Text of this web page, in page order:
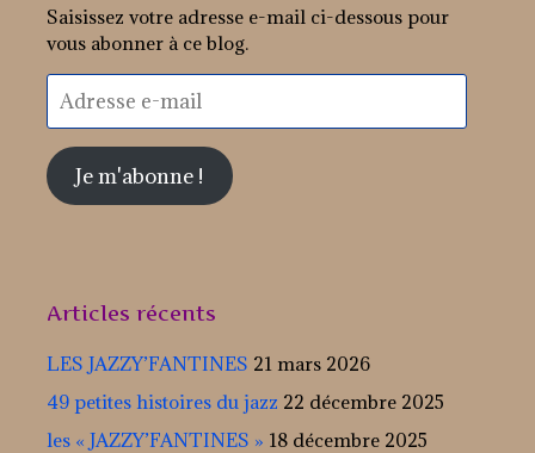
Saisissez votre adresse e-mail ci-dessous pour
vous abonner à ce blog.
Adresse
e-
Je m'abonne !
Articles récents
LES JAZZY’FANTINES 21 mars 2026
49 petites histoires du jazz 22 décembre 2025
les « JAZZY’FANTINES » 18 décembre 2025